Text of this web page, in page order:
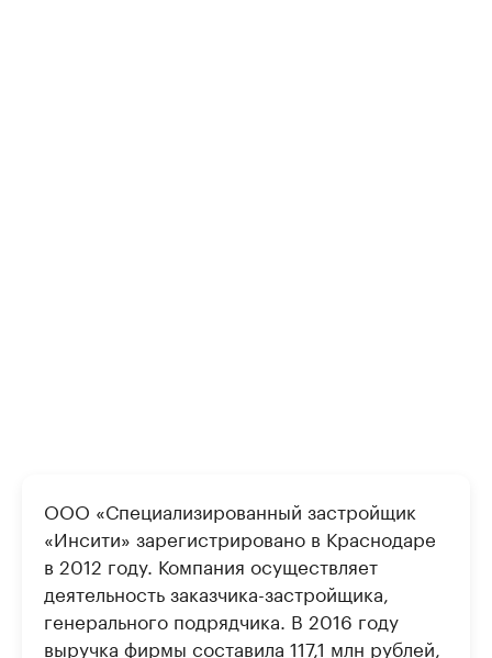
ООО «Специализированный застройщик
«Инсити» зарегистрировано в Краснодаре
в 2012 году. Компания осуществляет
деятельность заказчика-застройщика,
генерального подрядчика. В 2016 году
выручка фирмы составила 117,1 млн рублей,